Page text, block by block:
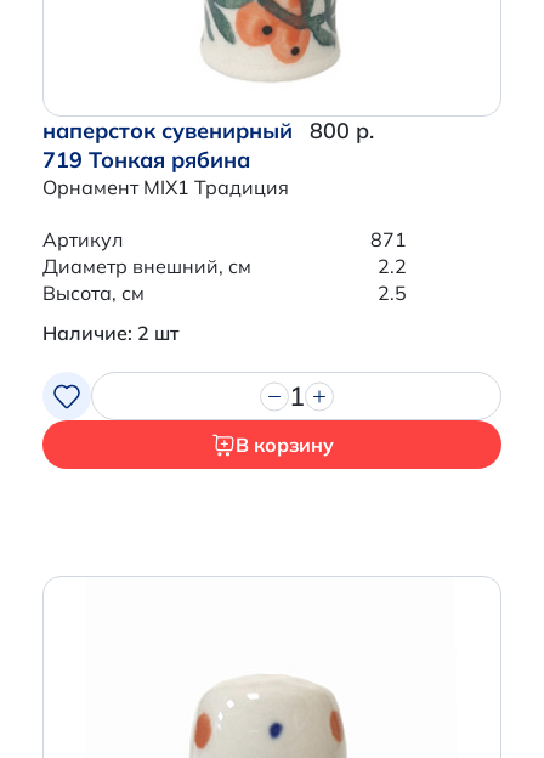
наперсток сувенирный
719 Тонкая рябина
Орнамент MIX1 Традиция
800 р.
Артикул
871
Диаметр внешний, см
2.2
Высота, см
2.5
Наличие: 2 шт
1
В корзину